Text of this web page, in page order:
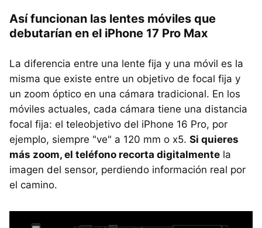
Así funcionan las lentes móviles que
debutarían en el iPhone 17 Pro Max
La diferencia entre una lente fija y una móvil es la
misma que existe entre un objetivo de focal fija y
un zoom óptico en una cámara tradicional. En los
móviles actuales, cada cámara tiene una distancia
focal fija: el teleobjetivo del iPhone 16 Pro, por
ejemplo, siempre "ve" a 120 mm o x5. Si quieres
más zoom, el teléfono recorta digitalmente la
imagen del sensor, perdiendo información real por
el camino.